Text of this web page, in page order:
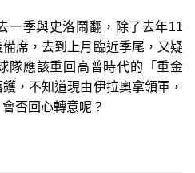
一季與史洛鬧翻，除了去年11
席，去到上月臨近季尾，又疑
隊應該重回高普時代的「重金
，不知道現由伊拉奧拿領軍，
否回心轉意呢？